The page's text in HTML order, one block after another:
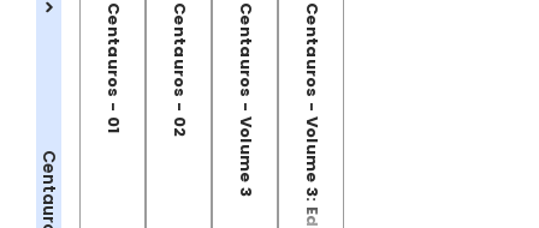
Centauros
Centauros - 01 Centauros - 02 Centauros - Volume 3